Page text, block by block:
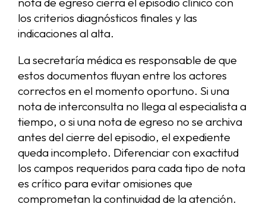
los criterios diagnósticos finales y las
indicaciones al alta.
La secretaría médica es responsable de que
estos documentos fluyan entre los actores
correctos en el momento oportuno. Si una
nota de interconsulta no llega al especialista a
tiempo, o si una nota de egreso no se archiva
antes del cierre del episodio, el expediente
queda incompleto. Diferenciar con exactitud
los campos requeridos para cada tipo de nota
es crítico para evitar omisiones que
comprometan la continuidad de la atención.